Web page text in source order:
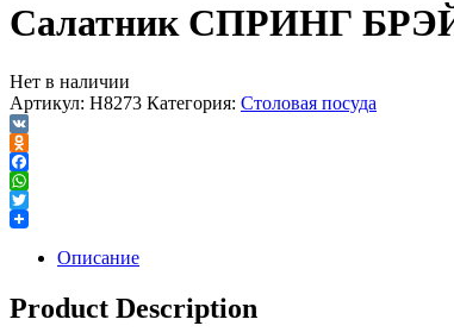
Салатник СПРИНГ
Нет в наличии
Артикул: H8273 Категория: Столовая посуда
VK
Odnoklassniki
Facebook
WhatsApp
Twitter
Описание
Product Description